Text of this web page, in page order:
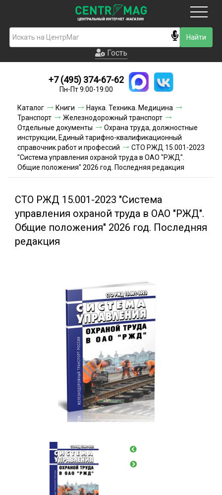
Гость
Новинки
Условия доставки
Условия оплаты
Контакты
Акции и скидки
Гость
+7 (495) 374-67-62
Пн-Пт 9:00-19:00
Каталог Книги
Наука. Техника. Медицина
Транспорт
Железнодорожный транспорт
Отдельные документы
Охрана труда, должностные
инструкции, Единый тарифно-квалификационный
справочник работ и профессий
СТО РЖД 15.001-2023
"Система управления охраной труда в ОАО "РЖД".
Общие положения" 2026 год. Последняя редакция
СТО РЖД 15.001-2023 "Система
управления охраной труда в ОАО "РЖД".
Общие положения" 2026 год. Последняя
редакция